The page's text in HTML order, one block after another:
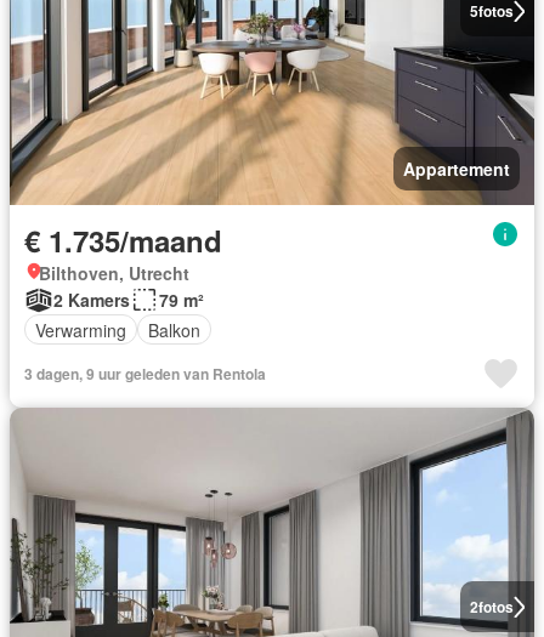
5fotos
Appartement
€ 1.735/maand
Bilthoven, Utrecht
2 Kamers
79 m²
Verwarming
Balkon
3 dagen, 9 uur geleden van Rentola
2fotos